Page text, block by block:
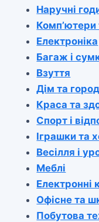
Наручні
Комп’ютери
Електроніка
Багаж і
Взуття
Дімта город
Краса та
Спорт і
Іграшки та
Весілля і
Меблі
Електронні
Офісне та
Побутова